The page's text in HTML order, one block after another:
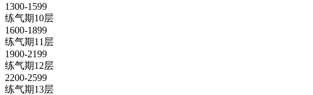
1300-1599
练气期10层
1600-1899
练气期11层
1900-2199
练气期12层
2200-2599
练气期13层